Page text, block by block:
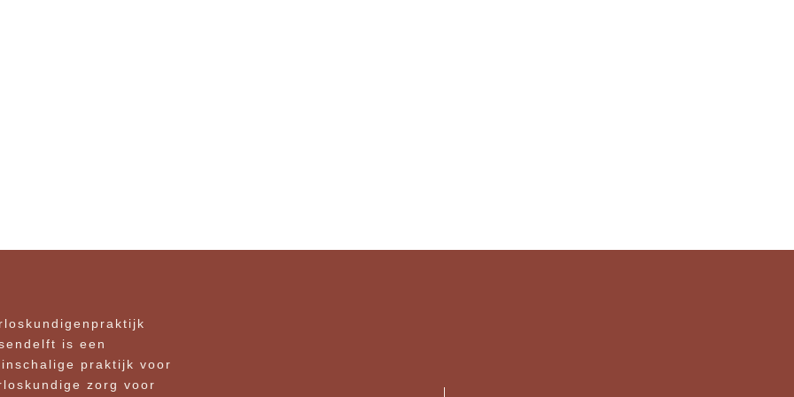
is een
praktijk voor
zorg voor